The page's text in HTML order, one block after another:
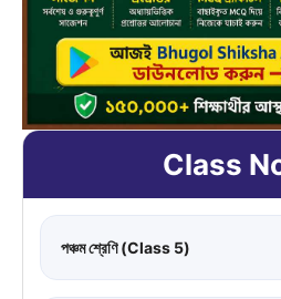
Class
পঞ্চম শ্রেণি (Class 5)